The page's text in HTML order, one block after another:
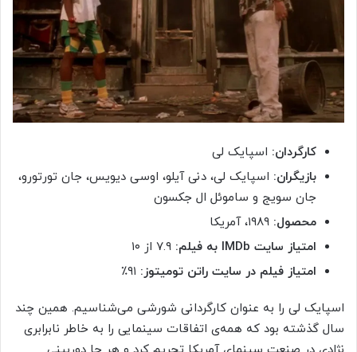
کارگردان: اسپایک لی
بازیگران: اسپایک لی، دنی آیلو، اوسی دیویس، جان تورتورو،
جان سویج و ساموئل ال جکسون
محصول:
امتیاز سایت IMDb به فیلم:
امتیاز فیلم در سایت راتن تومیتوز:
اسپایک لی را به عنوان کارگردانی شورشی می‌شناسیم. همین چند
سال گذشته بود که همه‌ی اتفاقات سینمایی را به خاطر نابرابری